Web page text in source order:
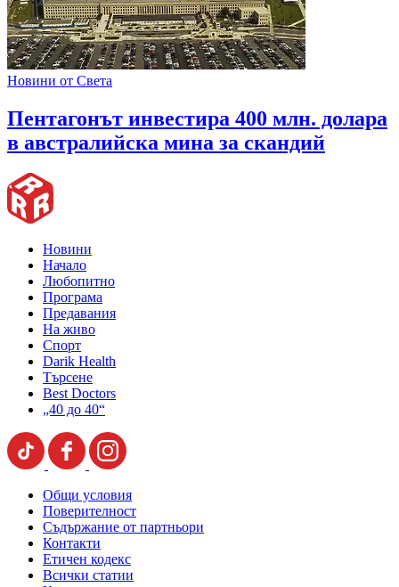
Новини от Света
Пентагонът инвестира 400 млн. долара
в австралийска мина за скандий
Новини
Начало
Любопитно
Програма
Предавания
На живо
Спорт
Darik Health
Търсене
Best Doctors
„40 до 40“
Общи условия
Поверителност
Съдържание от партньори
Контакти
Етичен кодекс
Всички статии